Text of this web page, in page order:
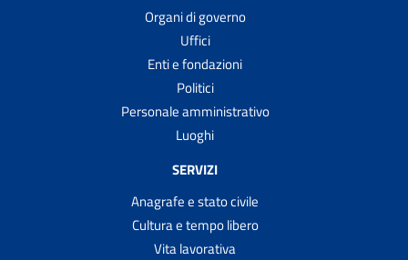
Organi di governo
Uffici
Enti e fondazioni
Politici
Personale amministrativo
Luoghi
SERVIZI
Anagrafe e stato civile
Cultura e tempo libero
Vita lavorativa